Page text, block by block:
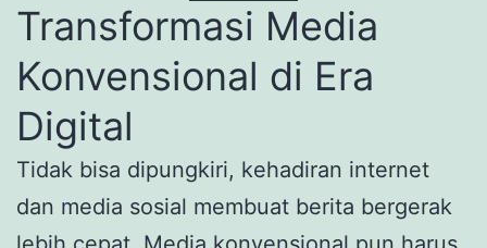
Transformasi Media
Konvensional di Era
Digital
Tidak bisa dipungkiri, kehadiran internet
dan media sosial membuat berita bergerak